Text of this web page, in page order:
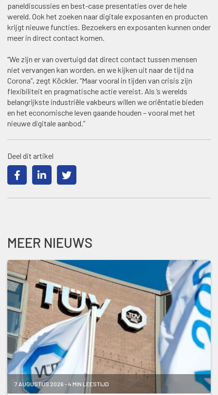
paneldiscussies en best-case presentaties over de hele
wereld. Ook het zoeken naar digitale exposanten en producten
krijgt nieuwe functies. Bezoekers en exposanten kunnen onder
meer in direct contact komen.
“We zijn er van overtuigd dat direct contact tussen mensen
niet vervangen kan worden, en we kijken uit naar de tijd na
Corona”, zegt Köckler. “Maar vooral in tijden van crisis zijn
flexibiliteit en pragmatische actie vereist. Als ’s werelds
belangrijkste industriële vakbeurs willen we oriëntatie bieden
en het economische leven gaande houden – vooral met het
nieuwe digitale aanbod.”
Deel dit artikel
MEER NIEUWS
7 AUGUSTUS 2026 - 4 MIN LEESTIJD